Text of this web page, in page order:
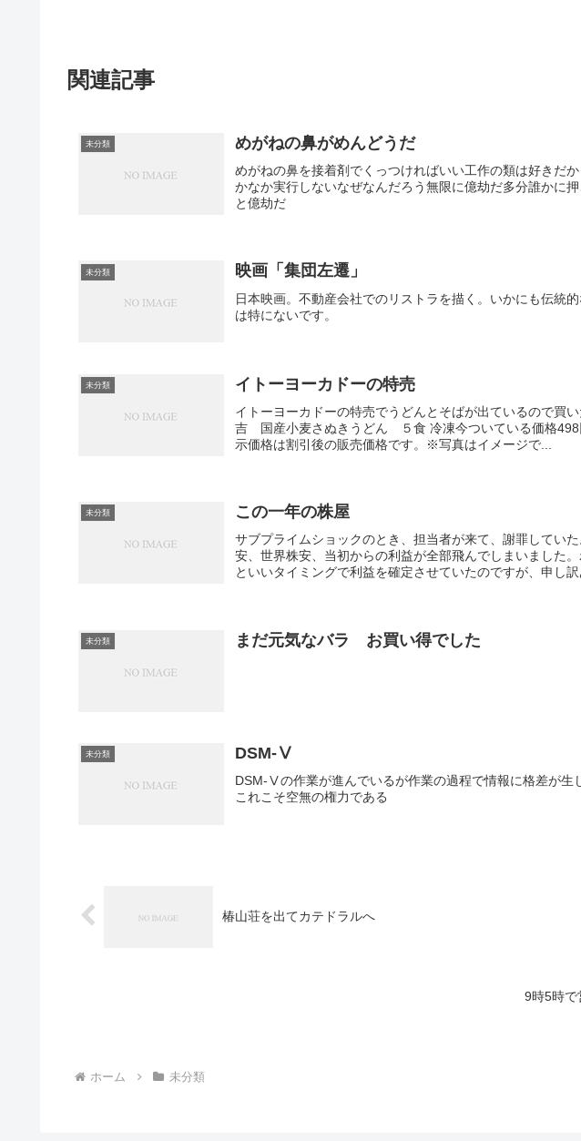
関連記事
未分類 めがねの鼻がめんどうだ
めがねの鼻を接着剤でくっつければいい工作の類は好きだ
かなか実行しないなぜなんだろう無限に億劫だ多分誰かに
と億劫だ
未分類 映画「集団左遷」
日本映画。不動産会社でのリストラを描く。いかにも伝統
は特にないです。
未分類 イトーヨーカドーの特売
イトーヨーカドーの特売でうどんとそばが出ているので買
吉 国産小麦さぬきうどん ５食 冷凍今ついている価格
示価格は割引後の販売価格です。※写真はイメージで...
未分類 この一年の株屋
サブプライムショックのとき、担当者が来て、謝罪してい
安、世界株安、当初からの利益が全部飛んでしまいました
といいタイミングで利益を確定させていたのですが、申し
未分類 まだ元気なバラ お買い得でした
未分類 DSM-Ⅴ
DSM-Ⅴの作業が進んでいるが作業の過程で情報に格差が生
これこそ空無の権力である
椿山荘を出てカテドラルへ
9時5時
ホーム 未分類